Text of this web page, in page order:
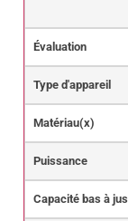
Évaluation
Type d'appareil
Matériau(x)
Puissance
Capacité bas à jus